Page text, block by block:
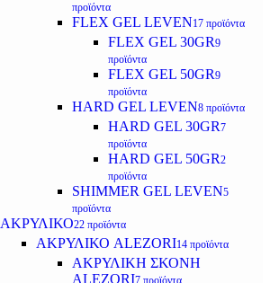
προϊόντα
FLEX GEL LEVEN17 προϊόντα
FLEX GEL 30GR9
προϊόντα
FLEX GEL 50GR9
προϊόντα
HARD GEL LEVEN8 προϊόντα
HARD GEL 30GR7
προϊόντα
HARD GEL 50GR2
προϊόντα
SHIMMER GEL LEVEN5
προϊόντα
ΑΚΡΥΛΙΚΟ22 προϊόντα
ΑΚΡΥΛΙΚΟ ALEZORI14 προϊόντα
ΑΚΡΥΛΙΚΗ ΣΚΟΝΗ
ALEZORI7 προϊόντα